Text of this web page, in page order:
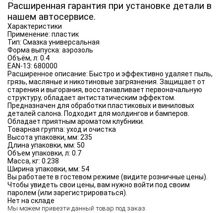
Расширенная гарантия при установке детали в
нашем автосервисе.
Характеристики
Применение: пластик
Тип: Смазка универсальная
Форма выпуска: аэрозоль
Объём, л: 0.4
EAN-13: 680000
Расширенное описание: Быстро и эффективно удаляет пыль,
грязь, масляные и никотиновые загрязнения. Защищает от
старения и выгорания, восстанавливает первоначальную
структуру, обладает антистатическим эффектом.
Предназначен для обработки пластиковых и виниловых
деталей салона. Подходит для молдингов и бамперов.
Обладает приятным ароматом клубники.
Товарная группа: уход и очистка
Высота упаковки, мм: 235
Длина упаковки, мм: 50
Объем упаковки, л: 0.7
Масса, кг: 0.238
Ширина упаковки, мм: 54
Вы работаете в гостевом режиме (видите розничные цены).
Чтобы увидеть свои цены, вам нужно войти под своим
паролем (или зарегистрироваться).
Нет на складе
Мы можем привезти данный товар под заказ.